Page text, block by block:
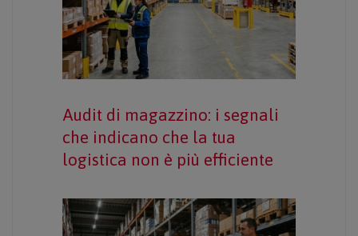
Audit di magazzino: i segnali
che indicano che la tua
logistica non è più efficiente